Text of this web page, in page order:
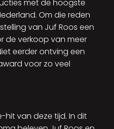
met de hoogste
Om die reden
van Juf Roos een
de verkoop van meer
eerder ontving een
voor zo veel
hit van deze tijd. In dit